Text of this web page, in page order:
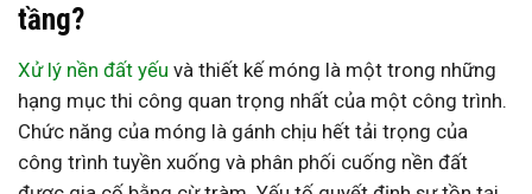
tầng?
Xử lý nền đất yếu và thiết kế móng là một trong những
hạng mục thi công quan trọng nhất của một công trình.
Chức năng của móng là gánh chịu hết tải trọng của
công trình tuyền xuống và phân phối cuống nền đất